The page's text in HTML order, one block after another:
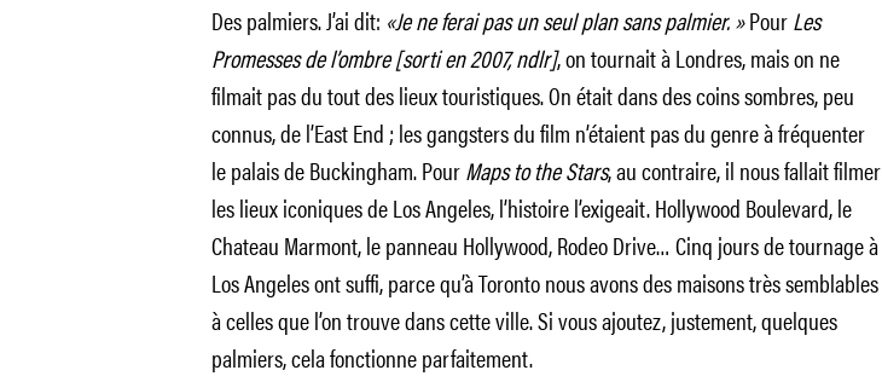
Des palmiers. J’ai dit: «Je ne ferai pas un seul plan sans palmier. »PourLes
Promesses de l’ombre[sorti en 2007, ndlr], on tournait à Londres, mais on ne
filmait pas du tout des lieux touristiques. On était dans des coins sombres, peu
connus, de l’East End ; les gangsters du film n’étaient pas du genre à fréquenter
le palais de Buckingham. PourMaps to the Stars, au contraire, il nous fallait filmer
les lieux iconiques de Los Angeles, l’histoire l’exigeait. Hollywood Boulevard, le
Chateau Marmont, le panneau Hollywood, Rodeo Drive… Cinq jours de tournage à
Los Angeles ont suffi, parce qu’à Toronto nous avons des maisons très semblables
à celles que l’on trouve dans cette ville. Si vous ajoutez, justement, quelques
palmiers, cela fonctionne parfaitement.